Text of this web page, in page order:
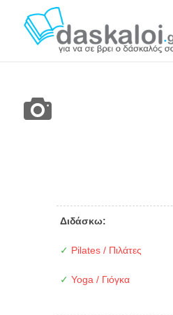
Διδάσκω:
✓ Pilates / Πιλάτες
✓ Yoga / Γιόγκα